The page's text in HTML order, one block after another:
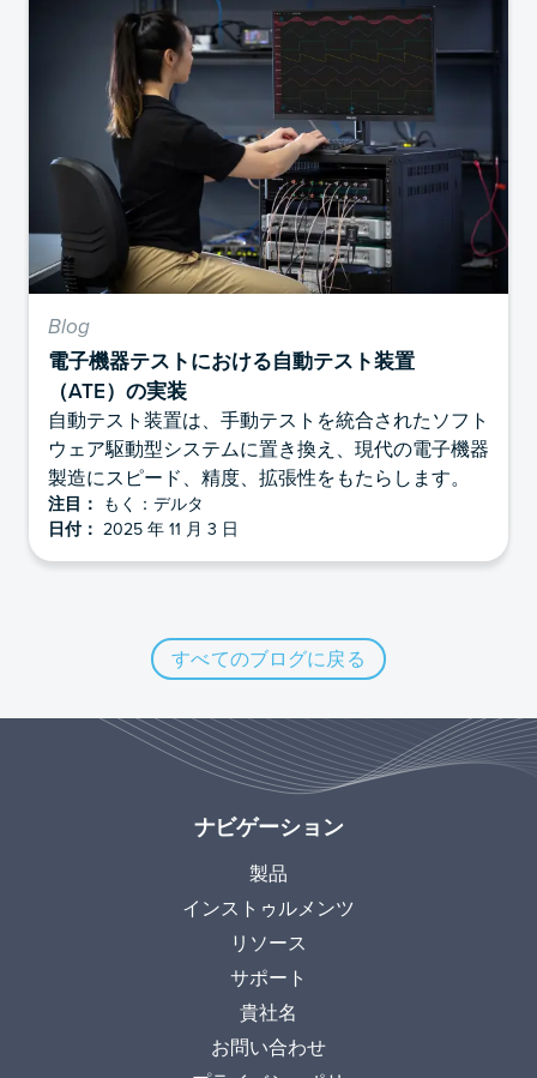
Blog
電子機器テストにおける自動テスト装置
（ATE）の実装
自動テスト装置は、手動テストを統合されたソフト
ウェア駆動型システムに置き換え、現代の電子機器
製造にスピード、精度、拡張性をもたらします。
注目： もく：デルタ
日付： 2025 年 11 月 3 日
すべてのブログに戻る
ナビゲーション
製品
インストゥルメンツ
リソース
サポート
貴社名
お問い合わせ